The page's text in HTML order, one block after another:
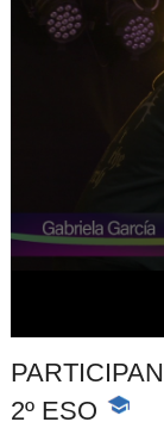
2º ESO
-